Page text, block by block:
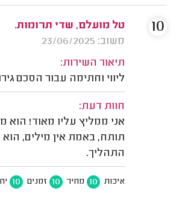
טל מועלם, שדי תרומות.
משוב: 23/06/2025
תיאור השירות:
ליווי וחתימה עבור הסכם
חוות דעת:
אני ממליץ עליו מאוד! הוא
תותח, באמת אין מילים,
התהליך.
איכות 10 מחיר 10 זמנים 10
10